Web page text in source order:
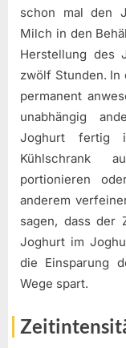
schon mal den
Milch in den
Herstellung des
zwölf Stunden. In
permanent
unabhängig
Joghurt fertig
Kühlschrank
portionieren
anderem
sagen, dass der
Joghurt im
die Einsparung
Wege spart.